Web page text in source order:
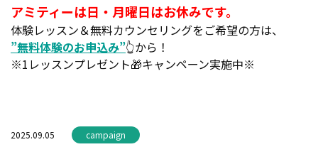
アミティーは日・月曜日はお休みです。
体験レッスン＆無料カウンセリングをご希望の方は、
”無料体験のお申込み”👆から！
※1レッスンプレゼント🎁キャンペーン実施中※
2025.09.05 campaign